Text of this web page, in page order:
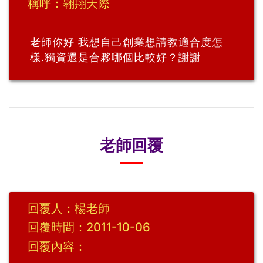
稱呼：翱翔天際
老師你好 我想自己創業想請教適合度怎
樣.獨資還是合夥哪個比較好？謝謝
老師回覆
回覆人：楊老師
回覆時間：2011-10-06
回覆內容：